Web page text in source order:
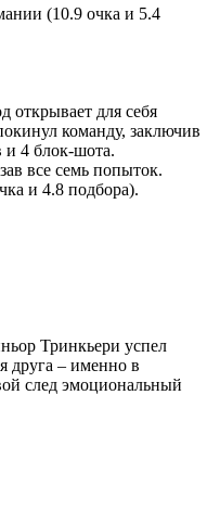
(10.9 очка и 5.4
открывает для себя
команду, заключив
и 4 блок-шота.
все семь попыток.
и 4.8 подбора).
Тринкьери успел
друга – именно в
след эмоциональный